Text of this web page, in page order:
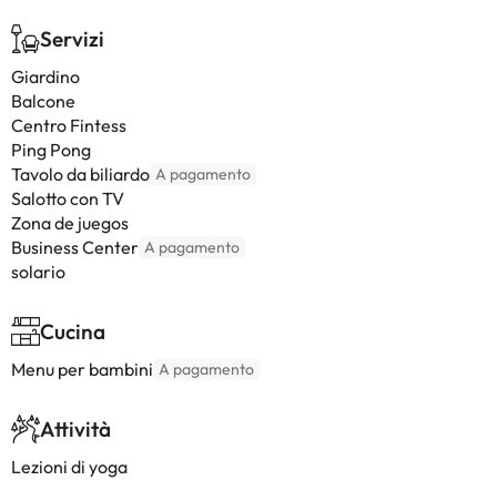
Servizi
Giardino
Balcone
Centro Fintess
Ping Pong
Tavolo da biliardo A pagamento
Salotto con TV
Zona de juegos
Business Center A pagamento
solario
Cucina
Menu per bambini A pagamento
Attività
Lezioni di yoga